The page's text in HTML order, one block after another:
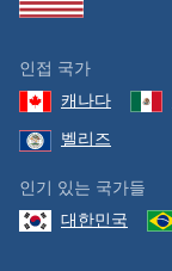
인접 국가
캐나다
벨리즈
인기 있는 국가들
대한민국